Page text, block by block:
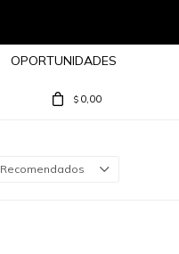
OPORTUNIDADES
$ 0,00
Recomendados